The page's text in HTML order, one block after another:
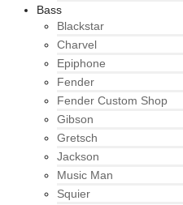
Bass
Blackstar
Charvel
Epiphone
Fender
Fender Custom Shop
Gibson
Gretsch
Jackson
Music Man
Squier